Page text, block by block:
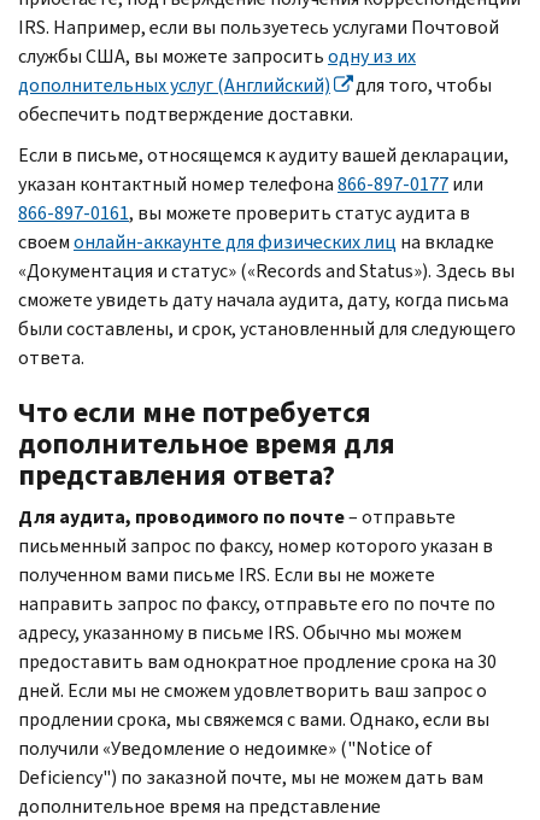
IRS. Например, если вы пользуетесь услугами Почтовой
службы США, вы можете запроситьодну из их
дополнительных услуг (Английский)
для того, чтобы
обеспечить подтверждение доставки.
Если в письме, относящемся к аудиту вашей декларации,
указан контактный номер телефона866-897-0177или
866-897-0161, вы можете проверить статус аудита в
своемонлайн-аккаунте для физических лиц на вкладке
«Документация и статус» («Records and Status»). Здесь вы
сможете увидеть дату начала аудита, дату, когда письма
были составлены, и срок, установленный для следующего
ответа.
Что если мне потребуется
дополнительное время для
представления ответа?
Для аудита, проводимого по почте– отправьте
письменный запрос по факсу, номер которого указан в
полученном вами письме IRS. Если вы не можете
направить запрос по факсу, отправьте его по почте по
адресу, указанному в письме IRS.Обычно мы можем
предоставить вам однократное продление срока на 30
дней. Если мы не сможем удовлетворить ваш запрос о
продлении срока, мы свяжемся с вами. Однако, если вы
получили «Уведомление о недоимке» ("Notice of
Deficiency") по заказной почте, мы не можем дать вам
дополнительное время на представление